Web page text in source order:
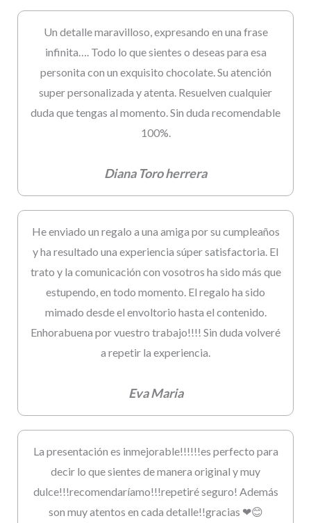
Un detalle maravilloso, expresando en una frase
infinita…. Todo lo que sientes o deseas para esa
personita con un exquisito chocolate. Su atención
super personalizada y atenta. Resuelven cualquier
duda que tengas al momento. Sin duda recomendable
100%.
Diana Toro herrera
He enviado un regalo a una amiga por su cumpleaños
y ha resultado una experiencia súper satisfactoria. El
trato y la comunicación con vosotros ha sido más que
estupendo, en todo momento. El regalo ha sido
mimado desde el envoltorio hasta el contenido.
Enhorabuena por vuestro trabajo!!!! Sin duda volveré
a repetir la experiencia.
Eva Maria
La presentación es inmejorable!!!!!!es perfecto para
decir lo que sientes de manera original y muy
dulce!!!recomendaríamo!!!repetiré seguro! Además
son muy atentos en cada detalle!!gracias ❤😊